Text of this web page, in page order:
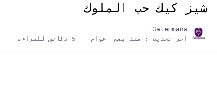
شيز كيك حب الملوك
3alemmana
اخر تحديث :
منذ بضع اعوام 5 دقائق للقراءة